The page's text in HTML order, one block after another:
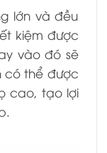
lớn và đều
kiệm được
vào đó sẽ
có thể được
cao, tạo lợi